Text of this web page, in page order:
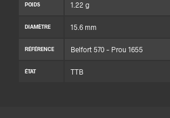
POIDS 1.22 g
DIAMÈTRE 15.6 mm
RÉFÉRENCE Belfort 570 – Prou 1655
ÉTAT TTB